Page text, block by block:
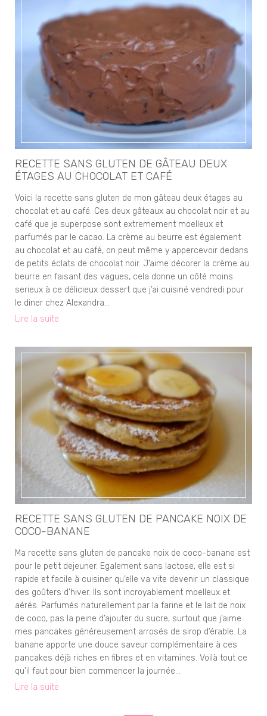
RECETTE SANS GLUTEN DE GÂTEAU DEUX
ÉTAGES AU CHOCOLAT ET CAFÉ
Voici la recette sans gluten de mon gâteau deux étages au
chocolat et au café. Ces deux gâteaux au chocolat noir et au
café que je superpose sont extremement moelleux et
parfumés par le cacao. La crème au beurre est également
au chocolat et au café, on peut même y appercevoir dedans
de petits éclats de chocolat noir. J’aime décorer la crème au
beurre en faisant des vagues, cela donne un côté moins
serieux à ce délicieux dessert que j’ai cuisiné vendredi pour
le diner chez Alexandra…
Lire la suite
RECETTE SANS GLUTEN DE PANCAKE NOIX DE
COCO-BANANE
Ma recette sans gluten de pancake noix de coco-banane est
pour le petit dejeuner. Egalement sans lactose, elle est si
rapide et facile à cuisiner qu’elle va vite devenir un classique
des goûters d’hiver. Ils sont incroyablement moelleux et
aérés. Parfumés naturellement par la farine et le lait de noix
de coco, pas la peine d’ajouter du sucre, surtout que j’aime
mes pancakes généreusement arrosés de sirop d’érable. La
banane apporte une douce saveur complémentaire à ces
pancakes déjà riches en fibres et en vitamines. Voilà tout ce
qu’il faut pour bien commencer la journée…
Lire la suite